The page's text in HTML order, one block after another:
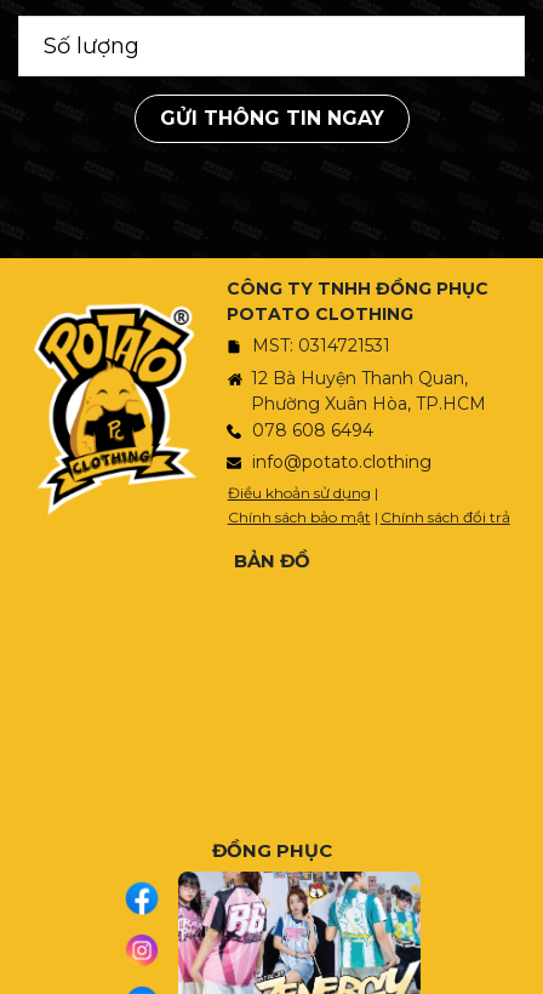
GỬI THÔNG TIN NGAY
CÔNG TY TNHH ĐỒNG PHỤC
POTATO CLOTHING
MST: 0314721531
12 Bà Huyện Thanh Quan,
Phường Xuân Hòa, TP.HCM
078 608 6494
info@potato.clothing
Điều khoản sử dụng |
Chính sách bảo mật | Chính sách đổi trả
BẢN ĐỒ
ĐỒNG PHỤC